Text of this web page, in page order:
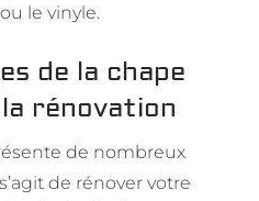
le vinyle.
de la chape
rénovation
de nombreux
de rénover votre